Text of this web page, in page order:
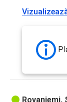
Rovaniemi,